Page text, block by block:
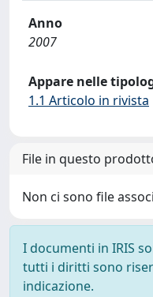
Anno
2007
Appare nelle
1.1 Articolo in rivista
File in questo
Non ci sono file
I documenti in IRIS
tutti i diritti sono
indicazione.